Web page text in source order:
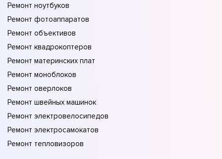
Ремонт ноутбуков
Ремонт фотоаппаратов
Ремонт объективов
Ремонт квадрокоптеров
Ремонт материнских плат
Ремонт моноблоков
Ремонт оверлоков
Ремонт швейных машинок
Ремонт электровелосипедов
Ремонт электросамокатов
Ремонт тепловизоров